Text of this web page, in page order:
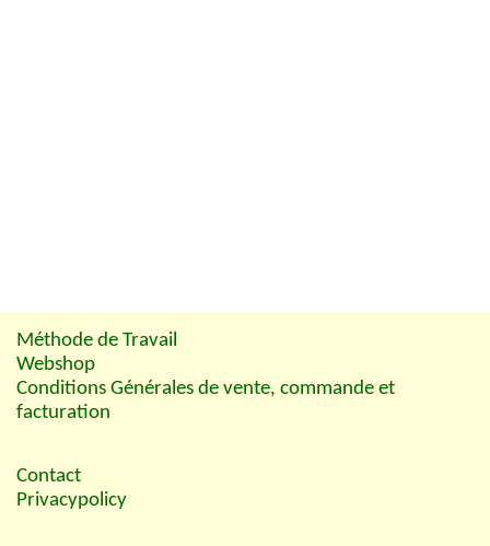
Méthode de Travail
Webshop
Conditions Générales de vente, commande et
facturation
Contact
Privacypolicy